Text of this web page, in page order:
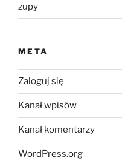
zupy
META
Zaloguj się
Kanał wpisów
Kanał komentarzy
WordPress.org